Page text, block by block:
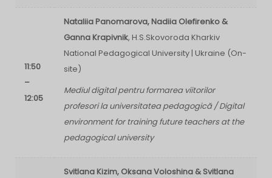
11:50
–
12:05
Nataliia Panomarova, Nadiia Olefirenko &
Ganna Krapivnik, H.S.Skovoroda Kharkiv
National Pedagogical University | Ukraine (On-
site)
Mediul digital pentru formarea viitorilor
profesori la universitatea pedagogică / Digital
environment for training future teachers at the
pedagogical university
Svitlana Kizim, Oksana Voloshina & Svitlana